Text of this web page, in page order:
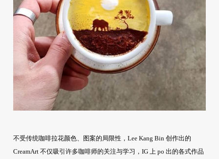
不受传统咖啡拉花颜色、图案的局限性，Lee Kang Bin 创作出的
CreamArt 不仅吸引许多咖啡师的关注与学习，IG 上 po 出的各式作品